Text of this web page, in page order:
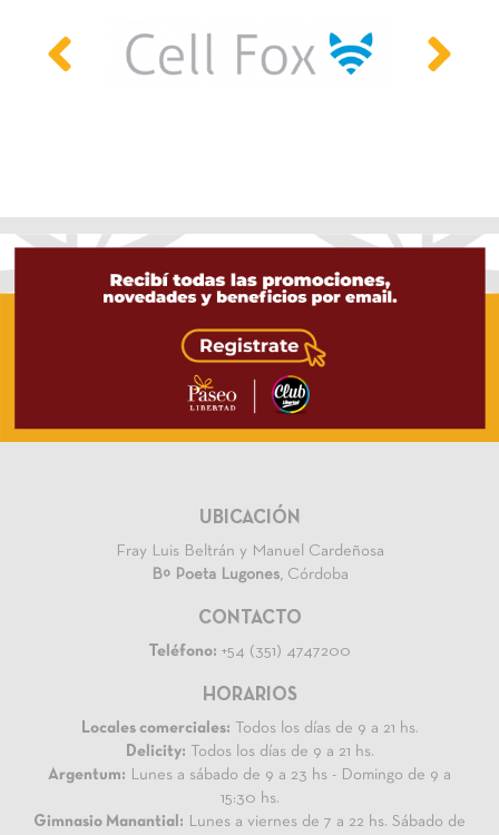
UBICACIÓN
Fray Luis Beltrán y Manuel Cardeñosa
Bº Poeta Lugones, Córdoba
CONTACTO
Teléfono: +54 (351) 4747200
HORARIOS
Locales comerciales: Todos los días de 9 a 21 hs.
Delicity: Todos los días de 9 a 21 hs.
Argentum: Lunes a sábado de 9 a 23 hs - Domingo de 9 a
15:30 hs.
Gimnasio Manantial: Lunes a viernes de 7 a 22 hs. Sábado de